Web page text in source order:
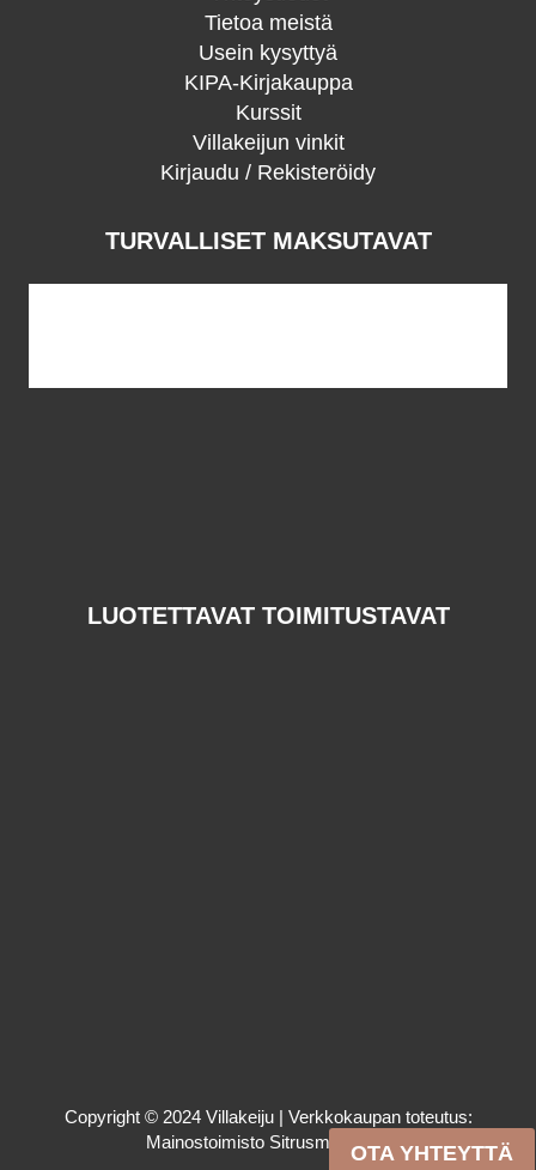
Tietoa meistä
Usein kysyttyä
KIPA-Kirjakauppa
Kurssit
Villakeijun vinkit
Kirjaudu / Rekisteröidy
TURVALLISET MAKSUTAVAT
LUOTETTAVAT TOIMITUSTAVAT
Copyright © 2024 Villakeiju | Verkkokaupan toteutus:
Mainostoimisto Sitrusmedia OyOTA YHTEYTTÄ